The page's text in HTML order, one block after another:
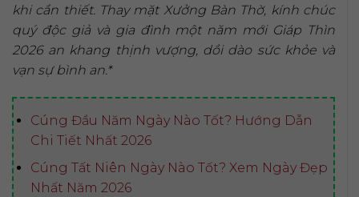
khi cần thiết. Thay mặt Xưởng Bàn Thờ, kính chúc
quý độc giả và gia đình một năm mới Giáp Thìn
2026 an khang thịnh vượng, dồi dào sức khỏe và
vạn sự bình an.*
Cúng Đầu Năm Ngày Nào Tốt? Hướng Dẫn
Chi Tiết Nhất 2026
Cúng Tất Niên Ngày Nào Tốt? Xem Ngày Đẹp
Nhất Năm 2026